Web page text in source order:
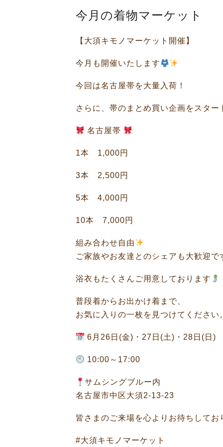
今月の着物マーケット
【大須キモノマーケット開催】
今月も開催いたします
今回は名古屋帯を大量入荷！
さらに、帯のまとめ買い企画をスター
名古屋帯
1本 1,000円
3本 2,500円
5本 4,000円
10本 7,000円
組み合わせ自由
ご家族やお友達とのシェアも大歓迎で
浴衣もたくさんご用意しております
普段着からお出かけ着まで、
お気に入りの一枚を見つけてください
6月26日(金)・27日(土)・28日(日)
10:00～17:00
サムシングブルー内
名古屋市中区大須2-13-23
皆さまのご来場を心よりお待ちしてお
#大須キモノマーケット